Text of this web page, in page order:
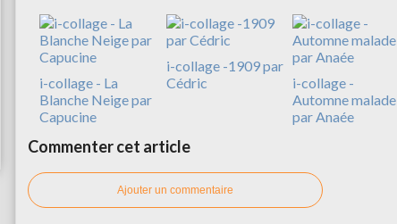
i-collage - La
Blanche Neige par
Capucine
i-collage -1909 par
Cédric
i-collage -
Automne malade
par Anaée
Commenter cet article
Ajouter un commentaire